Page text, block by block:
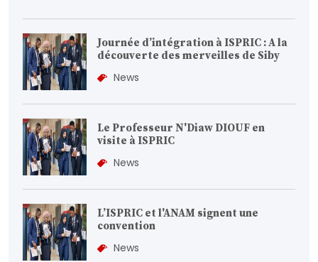
Journée d’intégration à ISPRIC : A la
découverte des merveilles de Siby
News
Le Professeur N'Diaw DIOUF en
visite à ISPRIC
News
L’ISPRIC et l'ANAM signent une
convention
News